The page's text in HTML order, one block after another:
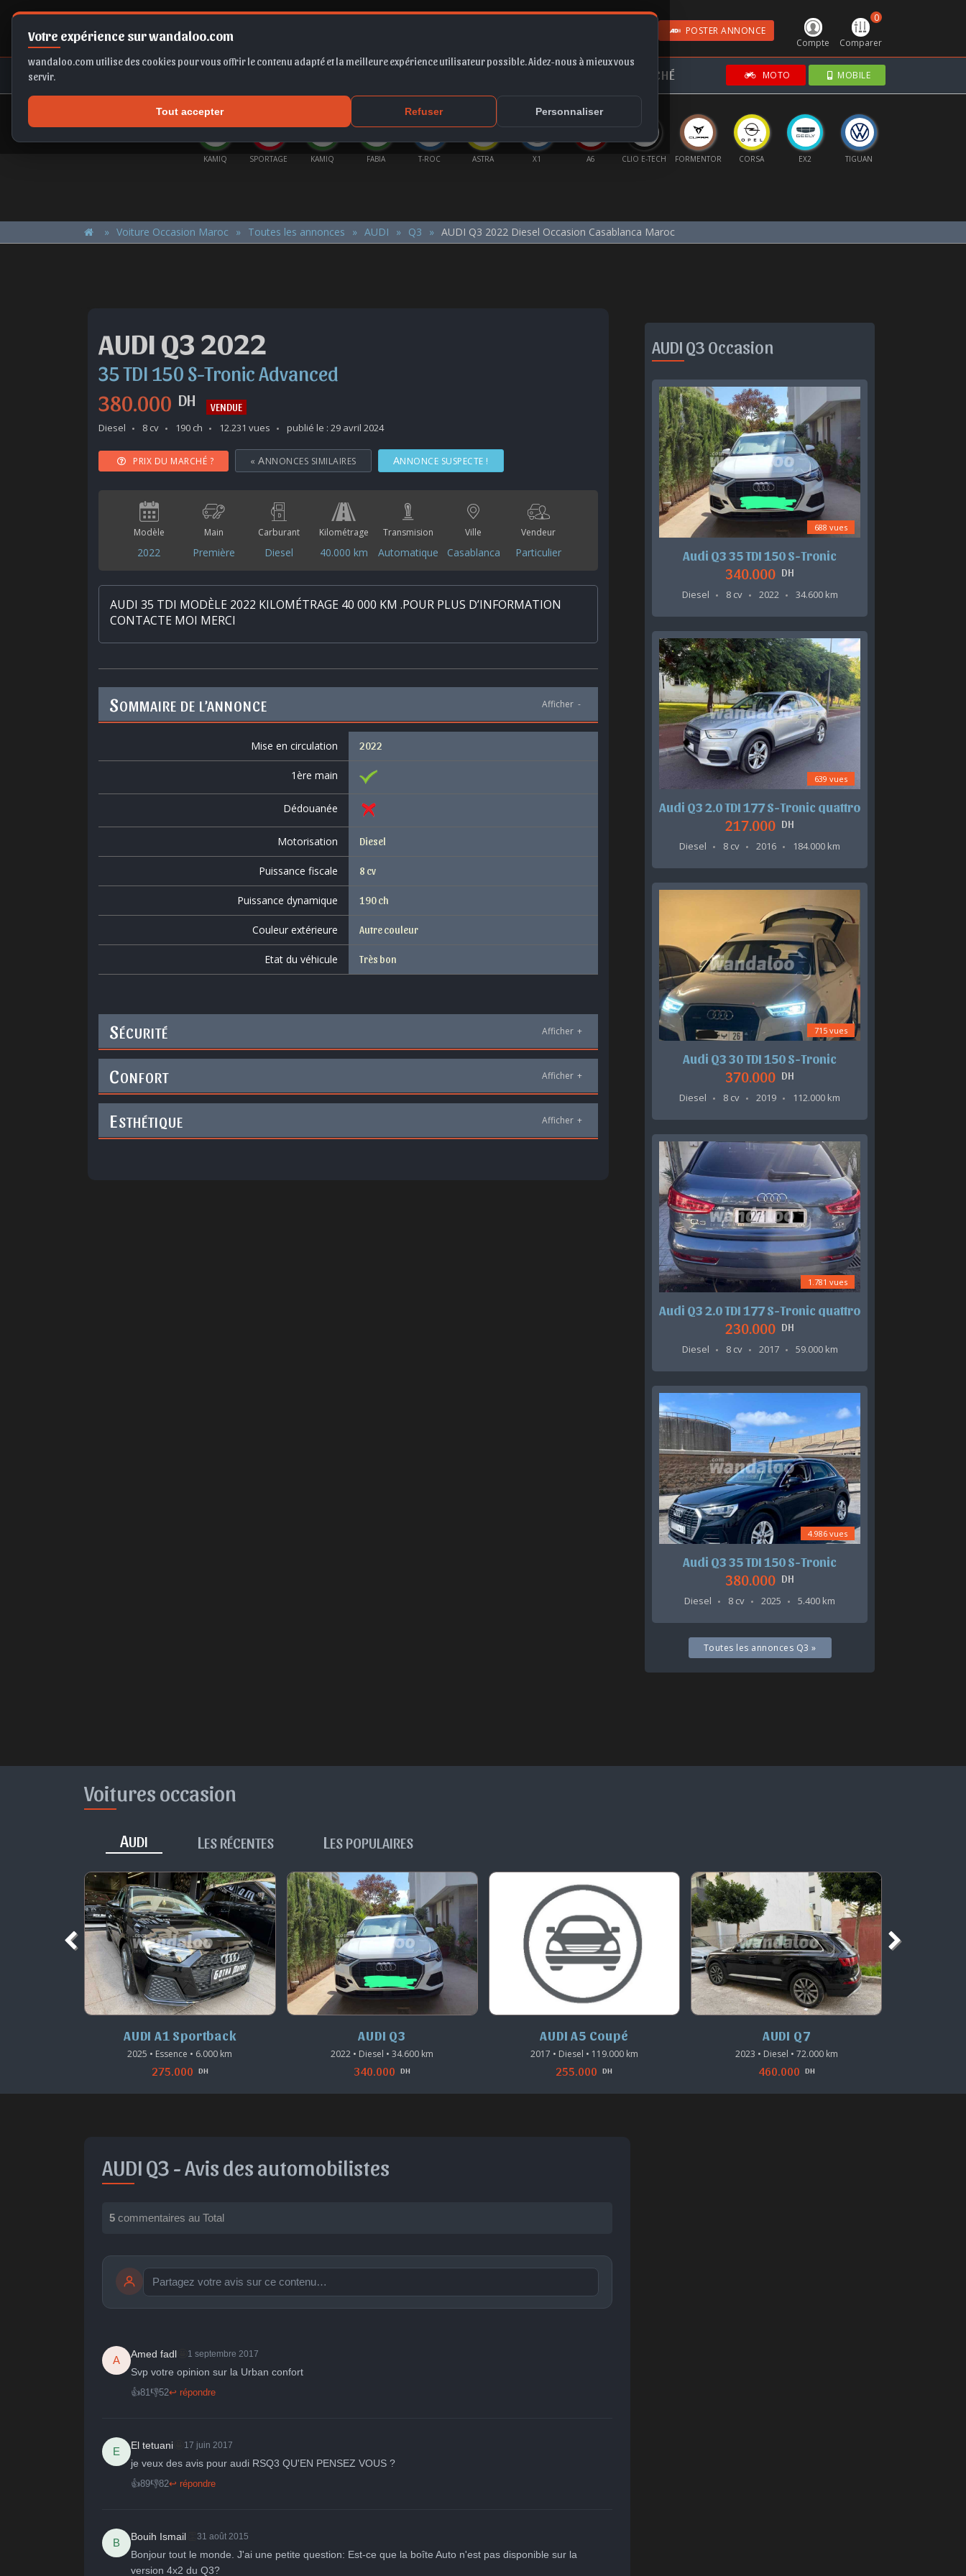
Votre expérience sur wandaloo.com
wandaloo.com utilise des cookies pour vous offrir le contenu adapté et la meilleure expérience utilisateur possible. Aidez-nous à mieux vous
servir.
Tout accepter Refuser Personnaliser
Compte
0
Comparer
POSTER ANNONCE
MARCHÉ MOTO MOBILE
KAMIQ SPORTAGE KAMIQ FABIA T-ROC ASTRA X1 A6 CLIO E-TECH FORMENTOR CORSA EX2 TIGUAN
Voiture Occasion Maroc Toutes les annonces AUDI Q3 AUDI Q3 2022 Diesel Occasion Casablanca Maroc
AUDI Q3 2022
35 TDI 150 S-Tronic Advanced
380.000 DH VENDUE
Diesel 8 cv 190 ch 12.231 vues publié le : 29 avril 2024
PRIX DU MARCHÉ ? « ANNONCES SIMILAIRES ANNONCE SUSPECTE !
Modèle
2022
Main
Première
Carburant
Diesel
Kilométrage
40.000 km
Transmision
Automatique
Ville
Casablanca
Vendeur
Particulier
AUDI 35 TDI MODÈLE 2022 KILOMÉTRAGE 40 000 KM .POUR PLUS D’INFORMATION
CONTACTE MOI MERCI
SOMMAIRE DE L’ANNONCE Afficher -
Mise en circulation 2022
1ère main
Dédouanée
Motorisation Diesel
Puissance fiscale 8 cv
Puissance dynamique 190 ch
Couleur extérieure Autre couleur
Etat du véhicule Très bon
SÉCURITÉ Afficher +
CONFORT Afficher +
ESTHÉTIQUE Afficher +
AUDI Q3 Occasion
688 vues
Audi Q3 35 TDI 150 S-Tronic
340.000 DH
Diesel
8 cv 2022 34.600 km
639 vues
Audi Q3 2.0 TDI 177 S-Tronic quattro
217.000 DH
Diesel
8 cv 2016 184.000 km
715 vues
Audi Q3 30 TDI 150 S-Tronic
370.000 DH
Diesel
8 cv 2019 112.000 km
1.781 vues
Audi Q3 2.0 TDI 177 S-Tronic quattro
230.000 DH
Diesel
8 cv 2017 59.000 km
4.986 vues
Audi Q3 35 TDI 150 S-Tronic
380.000 DH
Diesel
8 cv 2025 5.400 km
Toutes les annonces Q3 »
Voitures occasion
AUDI L ES RÉCENTES L ES POPULAIRES
AUDI A1 Sportback
2025 • Essence • 6.000 km
275.000 DH
AUDI Q3
2022 • Diesel • 34.600 km
340.000 DH
AUDI A5 Coupé
2017 • Diesel • 119.000 km
255.000 DH
AUDI Q7
2023 • Diesel • 72.000 km
460.000 DH
AUDI Q3 -Avis des automobilistes
5 commentaires au Total
🤩
Parfait
👏
publication immédiate Publier
A
Amed fadl 1 septembre 2017
Svp votre opinion sur la Urban confort
👍81👎52↩ répondre
E
El tetuani 17 juin 2017
je veux des avis pour audi RSQ3 QU'EN PENSEZ VOUS ?
👍89👎82↩ répondre
B
Bouih Ismail 31 août 2015
Bonjour tout le monde. J'ai une petite question: Est-ce que la boîte Auto n'est pas disponible sur la
version 4x2 du Q3?